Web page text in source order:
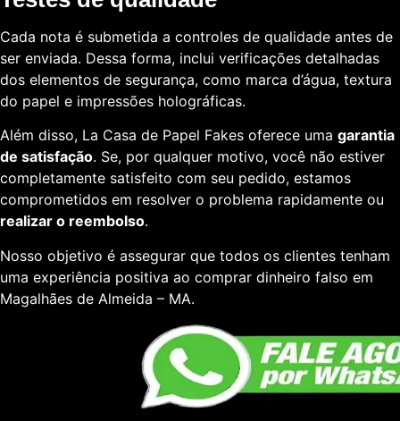
Cada nota é submetida a controles de qualidade antes de
ser enviada. Dessa forma, inclui verificações detalhadas
dos elementos de segurança, como marca d’água, textura
do papel e impressões holográficas.
Além disso, La Casa de Papel Fakes oferece uma garantia
de satisfação. Se, por qualquer motivo, você não estiver
completamente satisfeito com seu pedido, estamos
comprometidos em resolver o problema rapidamente ou
realizar o reembolso.
Nosso objetivo é assegurar que todos os clientes tenham
uma experiência positiva ao comprar dinheiro falso em
Magalhães de Almeida – MA.